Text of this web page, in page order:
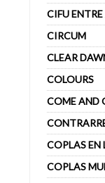
CIFU
CIRCUM
CLEAR
COLOURS
COME AND
COPLAS EN
COPLAS